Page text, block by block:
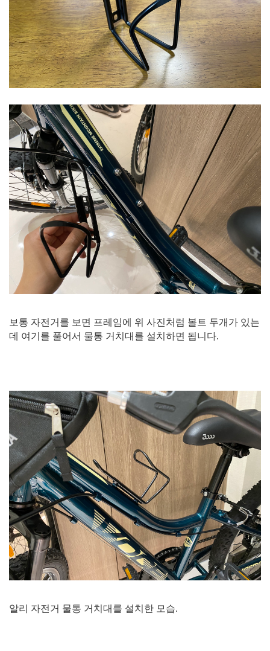
보통 자전거를 보면 프레임에 위 사진처럼 볼트 두개가 있는
데 여기를 풀어서 물통 거치대를 설치하면 됩니다.
알리 자전거 물통 거치대를 설치한 모습.